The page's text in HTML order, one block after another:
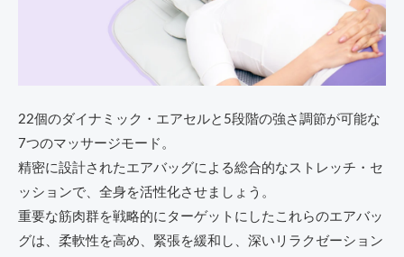
22個のダイナミック・エアセルと5段階の強さ調節が可能な
7つのマッサージモード。
精密に設計されたエアバッグによる総合的なストレッチ・セ
ッションで、全身を活性化させましょう。
重要な筋肉群を戦略的にターゲットにしたこれらのエアバッ
グは、柔軟性を高め、緊張を緩和し、深いリラクゼーション